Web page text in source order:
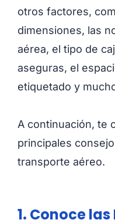
otros factores,
dimensiones, las
aérea, el tipo de
aseguras, el
etiquetado y
A continuación, te
principales
transporte aéreo.
1. Conoce